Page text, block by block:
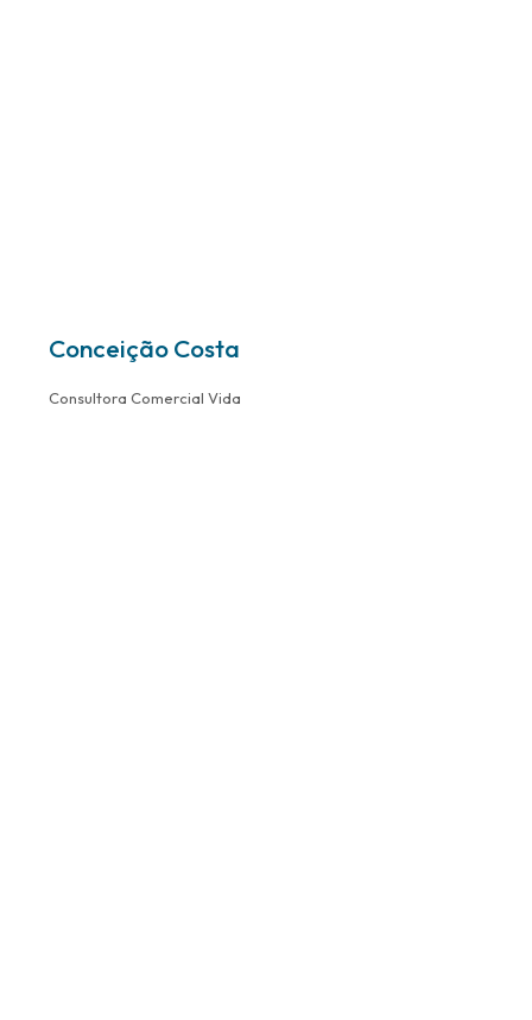
Conceição Costa
Consultora Comercial Vida